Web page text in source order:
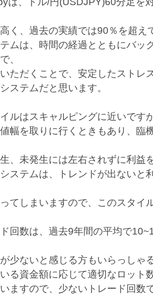
く、過去の実績では90％を超え
ムは、時間の経過とともにバッ
、
ただくことで、安定したストレ
ステムだと思います。
ルはスキャルピングに近いです
幅を取りに行くときもあり、臨
、未発生には左右されずに利益
ステムは、トレンドが出ないと
てしまいますので、このスタイ
回数は、過去9年間の平均で
少ないと感じる方もいらっしゃ
る資金額に応じて適切なロット
ますので、少ないトレード回数